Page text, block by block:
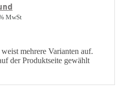
MwSt
mehrere Varianten auf.
der Produktseite gewählt